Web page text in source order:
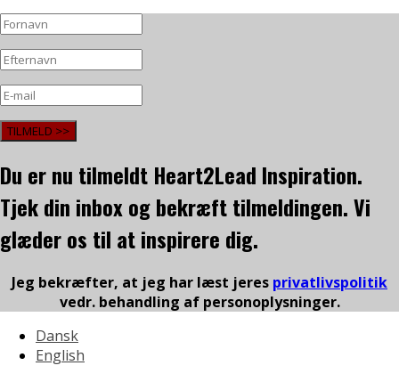
TILMELD >>
Du er nu tilmeldt Heart2Lead Inspiration.
Tjek din inbox og bekræft tilmeldingen. Vi
glæder os til at inspirere dig.
Jeg bekræfter, at jeg har læst jeres privatlivspolitik
vedr. behandling af personoplysninger.
Dansk
English